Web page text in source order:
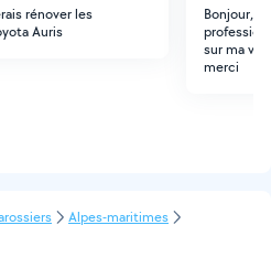
rénover les
Auris
Bonjour,
sur ma
merci
Alpes-maritimes